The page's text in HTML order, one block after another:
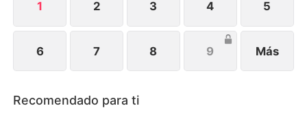
1 2 3 4 5
6 7 8 9 Más
Recomendado para ti